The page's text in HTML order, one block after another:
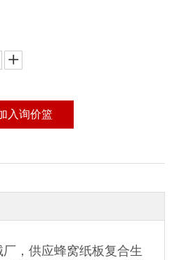
入询价篮
，供应蜂窝纸板复合生